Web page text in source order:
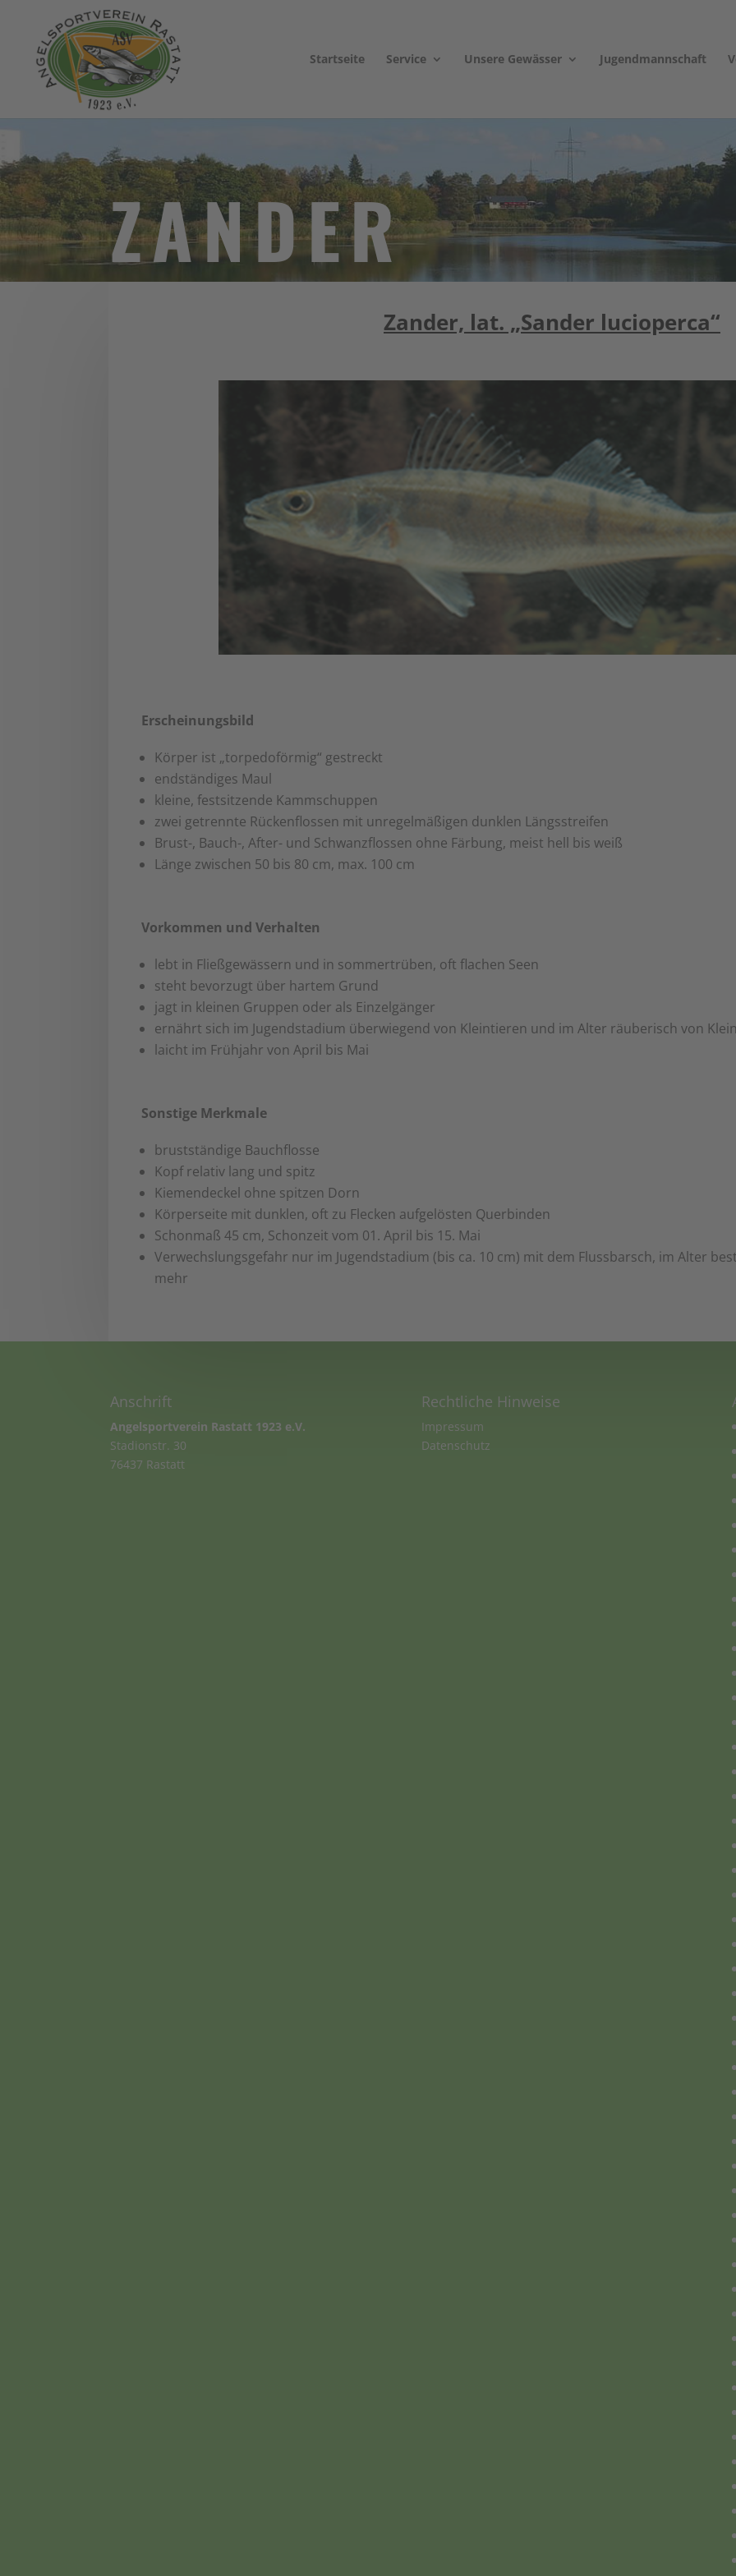
Startseite Service Unsere Gewässer Jugendmannschaft
ZANDER
Zander, lat. „Sander lucioperca“
Erscheinungsbild
Körper ist „torpedoförmig“ gestreckt
endständiges Maul
kleine, festsitzende Kammschuppen
zwei getrennte Rückenflossen mit unregelmäßigen dunklen Längsstreifen
Brust-, Bauch-, After- und Schwanzflossen ohne Färbung, meist hell bis weiß
Länge zwischen 50 bis 80 cm, max. 100 cm
Vorkommen und Verhalten
lebt in Fließgewässern und in sommertrüben, oft flachen Seen
steht bevorzugt über hartem Grund
jagt in kleinen Gruppen oder als Einzelgänger
ernährt sich im Jugendstadium überwiegend von Kleintieren und im Alter räuberisch von
laicht im Frühjahr von April bis Mai
Sonstige Merkmale
brustständige Bauchflosse
Kopf relativ lang und spitz
Kiemendeckel ohne spitzen Dorn
Körperseite mit dunklen, oft zu Flecken aufgelösten Querbinden
Schonmaß 45 cm, Schonzeit vom 01. April bis 15. Mai
Verwechslungsgefahr nur im Jugendstadium (bis ca. 10 cm) mit dem Flussbarsch, im Alter
mehr
Anschrift
Angelsportverein Rastatt 1923 e.V.
Stadionstr. 30
76437 Rastatt
Rechtliche Hinweise
Impressum
Datenschutz